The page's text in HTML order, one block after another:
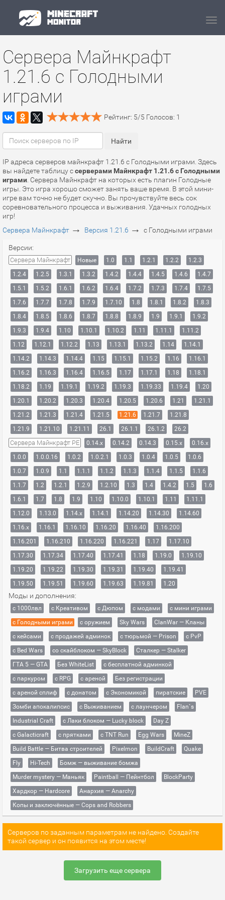
Сервера Майнкрафт
1.21.6 с Голодными
играми
Рейтинг: 5/5 Голосов: 1
IP адреса серверов майнкрафт 1.21.6 с Голодными играми. Здесь
вы найдете таблицу ссерверами Майнкрафт 1.21.6 с Голодными
играми . Сервера Майнкрафт на которых есть плагин Голодные
игры. Это игра хорошо сможет занять ваше время. В этой мини-
игре вам точно не будет скучно. Вы прочувствуйте весь сок
соревновательного процесса и выживания. Удачных голодных
игр!
Сервера Майнкрафт → Версия 1.21.6 → с Голодными играми
Версии:
Сервера Майнкрафт Новые 1.0 1.1 1.2.1 1.2.2
1.2.3
1.2.4
1.2.5 1.3.1 1.3.2 1.4.2 1.4.4 1.4.5 1.4.6
1.4.7
1.5.1
1.5.2 1.6.1 1.6.2 1.6.4 1.7.2 1.7.3 1.7.4
1.7.5
1.7.6
1.7.7 1.7.8 1.7.9 1.7.10 1.8 1.8.1 1.8.2
1.8.3
1.8.4
1.8.5 1.8.6 1.8.7 1.8.8 1.8.9 1.9 1.9.1
1.9.2
1.9.3
1.9.4 1.10 1.10.1 1.10.2 1.11 1.11.1
1.11.2
1.12
1.12.1 1.12.2 1.13 1.13.1 1.13.2 1.14
1.14.1
1.14.2
1.14.3 1.14.4 1.15 1.15.1 1.15.2 1.16
1.16.1
1.16.2
1.16.3 1.16.4 1.16.5 1.17 1.17.1 1.18
1.18.1
1.18.2
1.19 1.19.1 1.19.2 1.19.3 1.19.33 1.19.4
1.20
1.20.1
1.20.2 1.20.3 1.20.4 1.20.5 1.20.6 1.21
1.21.1
1.21.2
1.21.3 1.21.4 1.21.5 1.21.6 1.21.7
1.21.8
1.21.9
1.21.10 1.21.11 26.1 26.1.1 26.1.2 26.2
Сервера Майнкрафт PE 0.14.x 0.14.2 0.14.3 0.15.x
0.16.x
1.0.0
1.0.0.16 1.0.2 1.0.2.1 1.0.3 1.0.4 1.0.5
1.0.6
1.0.7
1.0.9 1.1 1.1.1 1.1.2 1.1.3 1.1.4 1.1.5
1.1.6
1.1.7
1.2 1.2.1 1.2.9 1.2.10 1.3 1.4 1.4.2 1.5
1.6
1.6.1
1.7 1.8 1.9 1.10 1.10.0 1.10.1 1.11
1.11.1
1.12.0
1.13.0 1.14.x 1.14.1 1.14.20 1.14.30
1.14.60
1.16.x
1.16.1 1.16.10 1.16.20 1.16.40
1.16.200
1.16.201
1.16.210 1.16.220 1.16.221 1.17
1.17.10
1.17.30
1.17.34 1.17.40 1.17.41 1.18 1.19.0
1.19.10
1.19.20
1.19.22 1.19.30 1.19.31 1.19.40
1.19.41
1.19.50
1.19.51 1.19.60 1.19.63 1.19.81 1.20
Моды и дополнения:
с 1000лвл c Креативом с Дюпом с модами
с мини играми
с Голодными играми
с оружием Sky Wars
ClanWar — Кланы
с кейсами
с продажей админок с тюрьмой — Prison
с PvP
с Bed Wars
со скайблоком — SkyBlock
Сталкер — Stalker
ГТА 5 — GTA
Без WhiteList
с бесплатной админкой
с паркуром
с RPG с ареной
Без регистрации
с ареной сплиф
с донатом с Экономикой пиратские
PVE
Зомби апокалипсис
с Выживанием с лаунчером
Flan`s
Industrial Craft
с Лаки блоком — Lucky block
Day Z
с Galacticraft
с прятками с TNT Run Egg Wars
MineZ
Build Battle — Битва строителей
Pixelmon BuildCraft
Quake
Fly
Hi-Tech
Бомж — выживание бомжа
Murder mystery — Маньяк
Paintball — Пейнтбол
BlockParty
Хардкор — Hardcore
Анархия — Anarchy
Копы и заключённые — Cops and Robbers
Серверов по заданным параметрам не найдено. Создайте
такой сервер и он появится на этом месте!
Загрузить еще сервера